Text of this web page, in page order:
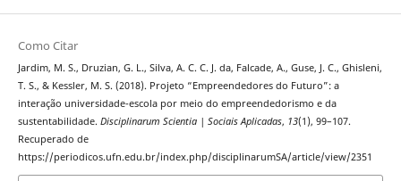
Como Citar
Jardim, M. S., Druzian, G. L., Silva, A. C. C. J. da, Falcade, A., Guse, J. C., Ghisleni,
T. S., & Kessler, M. S. (2018). Projeto “Empreendedores do Futuro”: a
interação universidade-escola por meio do empreendedorismo e da
sustentabilidade. Disciplinarum Scientia | Sociais Aplicadas, 13(1), 99–107.
Recuperado de
https://periodicos.ufn.edu.br/index.php/disciplinarumSA/article/view/2351